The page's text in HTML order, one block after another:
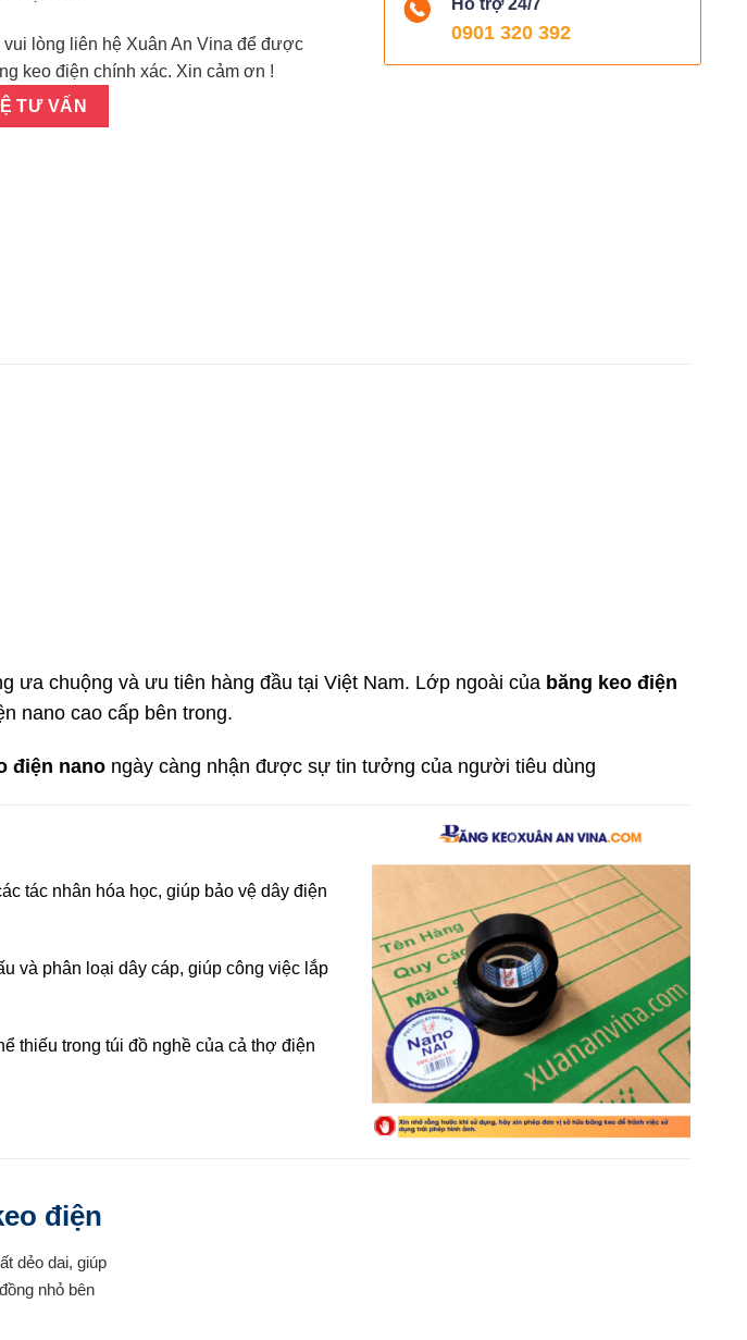
vui lòng liên hệ Xuân An Vina để được
keo điện chính xác. Xin cảm ơn !
TƯ VẤN
Hỗ trợ 24/7
0901 320 392
ưa chuộng và ưu tiên hàng đầu tại Việt Nam. Lớp ngoài của băng keo điện
nano cao cấp bên trong.
điện nano ngày càng nhận được sự tin tưởng của người tiêu dùng
tác nhân hóa học, giúp bảo vệ dây điện
và phân loại dây cáp, giúp công việc lắp
thiếu trong túi đồ nghề của cả thợ điện
điện
dẻo dai, giúp
nhỏ bên